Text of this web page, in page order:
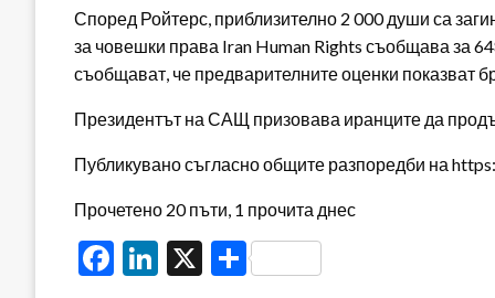
Според Ройтерс, приблизително 2 000 души са
за човешки права Iran Human Rights съобщава за
съобщават, че предварителните оценки показват
Президентът на САЩ призовава иранците да
Публикувано съгласно общите разпоредби на
Прочетено 20 пъти, 1 прочита днес
Facebook
LinkedIn
X Share